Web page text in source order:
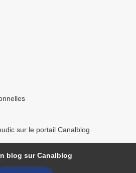
sur le portail Canalblog
blog sur Canalblog